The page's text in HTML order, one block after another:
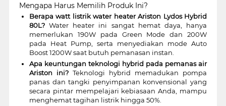
Mengapa Harus Memilih Produk Ini?
Berapa watt listrik water heater Ariston Lydos Hybrid
80L?Water heater ini sangat hemat daya, hanya
memerlukan 190W pada Green Mode dan 200W
pada Heat Pump, serta menyediakan mode Auto
Boost 1200W saat butuh pemanasan instan.
Apa keuntungan teknologi hybrid pada pemanas air
Ariston ini?Teknologi hybrid memadukan pompa
panas dan tangki penyimpanan konvensional yang
secara pintar mempelajari kebiasaan Anda, mampu
menghemat tagihan listrik hingga 50%.